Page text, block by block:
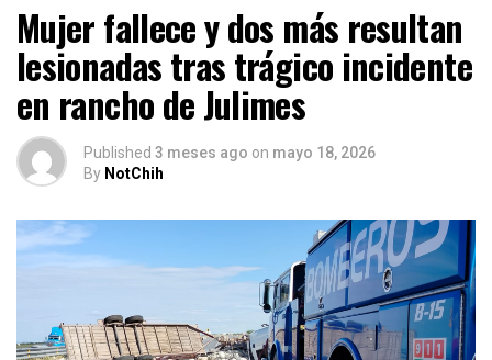
Mujer fallece y dos más resultan
lesionadas tras trágico incidente
en rancho de Julimes
Published 3 meses ago on mayo 18, 2026
By NotChih